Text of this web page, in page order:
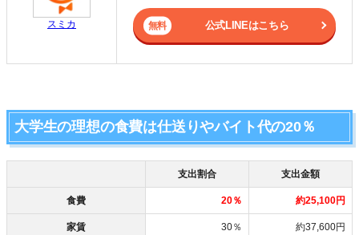
スミカ 公式LINEはこちら
大学生の理想の食費は仕送りやバイト代の20％
支出割合 支出金額
食費 20％ 約25,100円
家賃 30％ 約37,600円